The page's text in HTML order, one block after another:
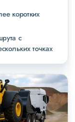
коротких
с
точках